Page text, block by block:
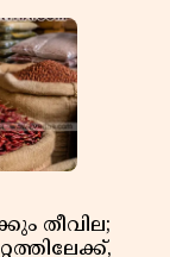
തീവില;